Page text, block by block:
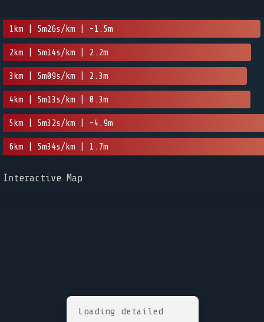
1km | 5m26s/km | -1.5m
2km | 5m14s/km | 2.2m
3km | 5m09s/km | 2.3m
4km | 5m13s/km | 0.3m
5km | 5m32s/km | -4.9m
6km | 5m34s/km | 1.7m
Interactive Map
Loading detailed